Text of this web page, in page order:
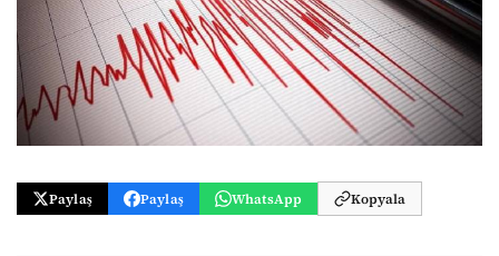
Paylaş Paylaş WhatsApp Kopyala